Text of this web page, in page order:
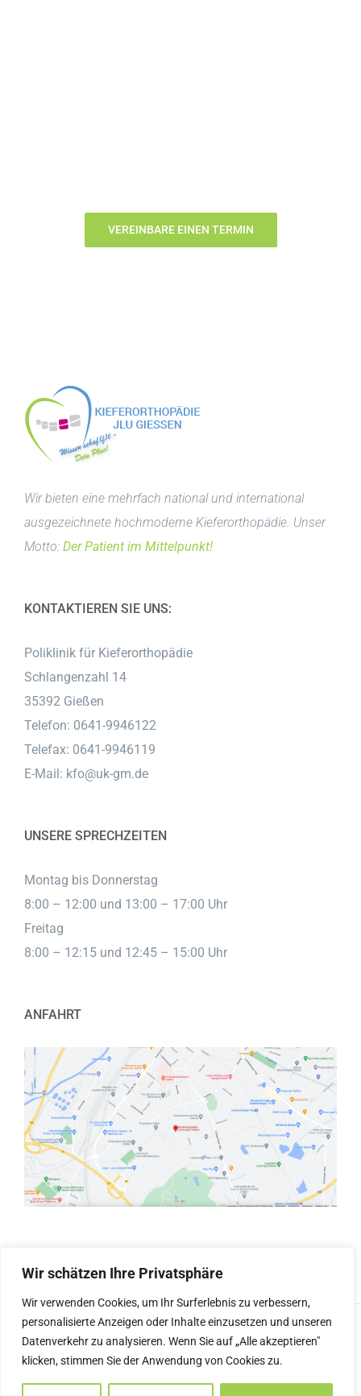
Wir schätzen Ihre Privatsphäre
Wir verwenden Cookies, um Ihr Surferlebnis zu verbessern,
personalisierte Anzeigen oder Inhalte einzusetzen und unseren
Datenverkehr zu analysieren. Wenn Sie auf „Alle akzeptieren"
klicken, stimmen Sie der Anwendung von Cookies zu.
VEREINBARE EINEN TERMIN
Wir bieten eine mehrfach national und international
ausgezeichnete hochmoderne Kieferorthopädie. Unser
Motto: Der Patient im Mittelpunkt!
KONTAKTIEREN SIE UNS:
Poliklinik für Kieferorthopädie
Schlangenzahl 14
35392 Gießen
Telefon: 0641-9946122
Telefax: 0641-9946119
E-Mail: kfo@uk-gm.de
UNSERE SPRECHZEITEN
Montag bis Donnerstag
8:00 – 12:00 und 13:00 – 17:00 Uhr
Freitag
8:00 – 12:15 und 12:45 – 15:00 Uhr
ANFAHRT
© Copyright2026 |Kieferorthopädie Gießen